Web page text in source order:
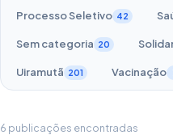
Processo Seletivo 42
Sem categoria 20
Uiramutã 201 Vacinação
6 publicações encontradas